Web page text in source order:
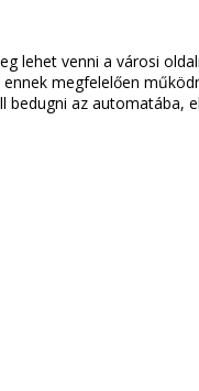
lehet venni a városi
megfelelően
az automatába,